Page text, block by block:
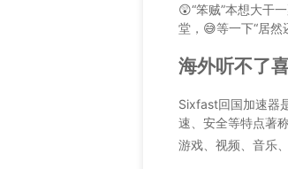
😲“笨贼”本想大干
堂，😅等一下“居然
海外听不了
Sixfast回国加速器
速、安全等特点著
游戏、视频、音乐